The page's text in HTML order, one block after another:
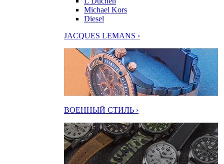
Michael Kors
Diesel
JACQUES LEMANS ›
ВОЕННЫЙ СТИЛЬ ›